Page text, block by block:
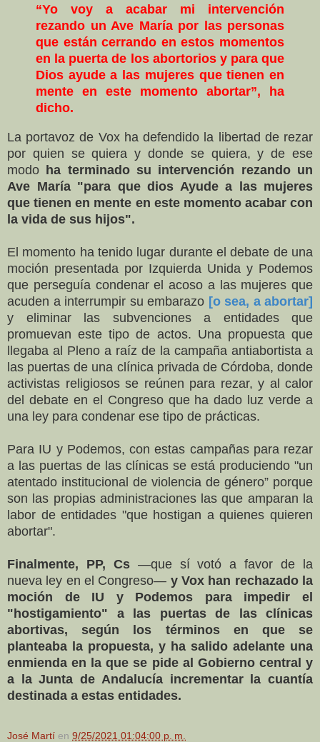
“Yo voy a acabar mi intervención
rezando un Ave María por las personas
que están cerrando en estos momentos
en la puerta de los abortorios y para que
Dios ayude a las mujeres que tienen en
mente en este momento abortar”, ha
dicho.
La portavoz de Vox ha defendido la libertad de rezar
por quien se quiera y donde se quiera, y de ese
modo ha terminado su intervención rezando un
Ave María "para que dios Ayude a las mujeres
que tienen en mente en este momento acabar con
la vida de sus hijos".
El momento ha tenido lugar durante el debate de una
moción presentada por Izquierda Unida y Podemos
que perseguía condenar el acoso a las mujeres que
acuden a interrumpir su embarazo [o sea, a abortar]
y eliminar las subvenciones a entidades que
promuevan este tipo de actos. Una propuesta que
llegaba al Pleno a raíz de la campaña antiabortista a
las puertas de una clínica privada de Córdoba, donde
activistas religiosos se reúnen para rezar, y al calor
del debate en el Congreso que ha dado luz verde a
una ley para condenar ese tipo de prácticas.
Para IU y Podemos, con estas campañas para rezar
a las puertas de las clínicas se está produciendo "un
atentado institucional de violencia de género” porque
son las propias administraciones las que amparan la
labor de entidades "que hostigan a quienes quieren
abortar".
Finalmente, PP, Cs—que sí votó a favor de la
nueva ley en el Congreso— y Vox han rechazado la
moción de IU y Podemos para impedir el
"hostigamiento" a las puertas de las clínicas
abortivas, según los términos en que se
planteaba la propuesta, y ha salido adelante una
enmienda en la que se pide al Gobierno central y
a la Junta de Andalucía incrementar la cuantía
destinada a estas entidades.
José Martí en 9/25/2021 01:04:00 p. m.